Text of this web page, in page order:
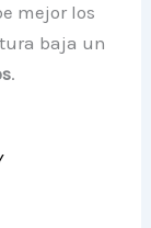
mejor los
baja un
.